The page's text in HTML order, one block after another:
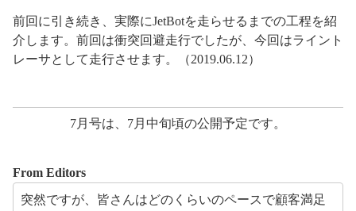
前回に引き続き、実際にJetBotを走らせるまでの工程を紹
介します。前回は衝突回避走行でしたが、今回はライント
レーサとして走行させます。（2019.06.12）
7月号は、7月中旬頃の公開予定です。
From Editors
突然ですが、皆さんはどのくらいのペースで顧客満足